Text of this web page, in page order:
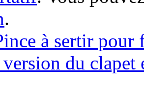
.
à sertir
du